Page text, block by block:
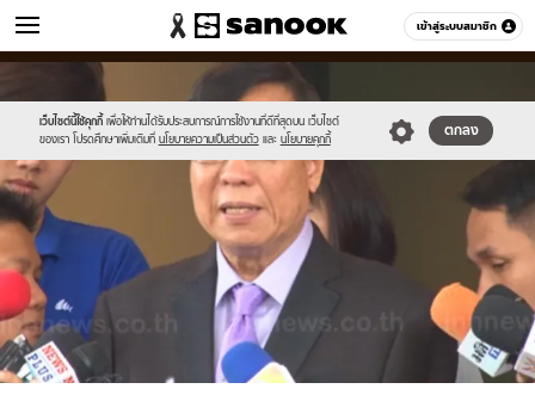
เข้าสู่ระบบสมาชิก
ข่าว หมวดอื่นๆ
เว็บไซต์นี้ใช้คุกกี้ เพื่อให้ท่านได้รับประสบการณ์การใช้งานที่ดีที่สุดบน เว็บไซต์
ของเรา โปรดศึกษาเพิ่มเติมที่ นโยบายความเป็นส่วนตัว และ นโยบายคุกกี้
ตกลง
//s.isanook.com/sr/0/images/logo-
new-
sanook.png
//s.isanook.com/ns/0/ud/373/1865754/645977-
01.jpg